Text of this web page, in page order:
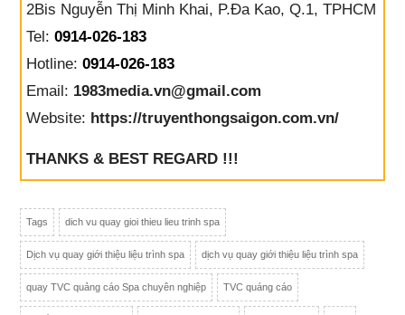
2Bis Nguyễn Thị Minh Khai, P.Đa Kao, Q.1, TPHCM
Tel:0914-026-183
Hotline:0914-026-183
Email: 1983media.vn@gmail.com
Website: https://truyenthongsaigon.com.vn/
THANKS & BEST REGARD !!!
Tags dich vu quay gioi thieu lieu trinh spa
Dịch vụ quay giới thiệu liệu trình spa dịch vụ quay giới thiệu liệu trình spa
quay TVC quảng cáo Spa chuyên nghiệp TVC quáng cáo